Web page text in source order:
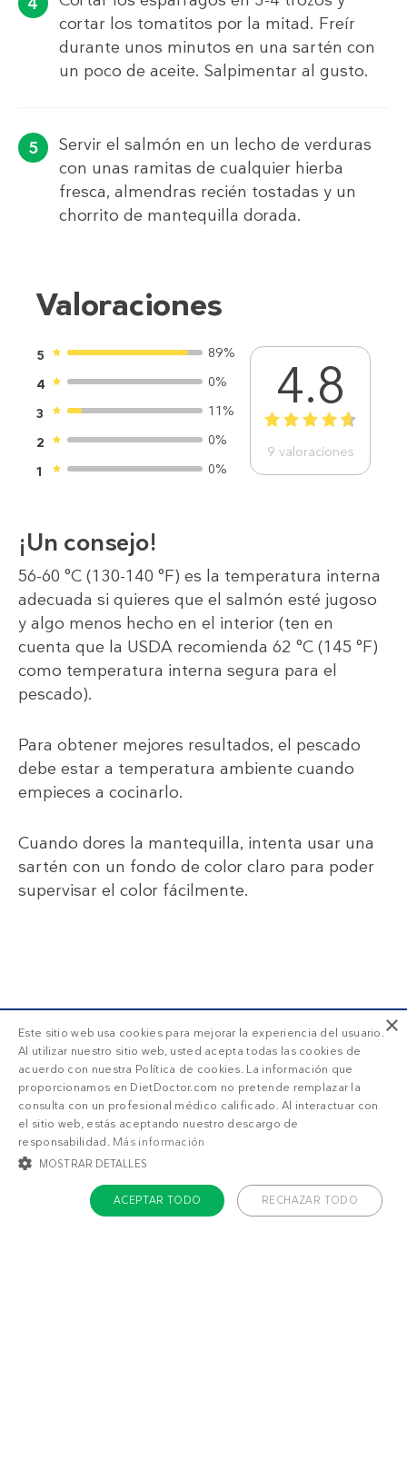
cortar los tomatitos por la mitad. Freír
durante unos minutos en una sartén con
un poco de aceite. Salpimentar al gusto.
Servir el salmón en un lecho de verduras
con unas ramitas de cualquier hierba
fresca, almendras recién tostadas y un
chorrito de mantequilla dorada.
Valoraciones
5
89%
4
0%
3
11%
2
0%
1
0%
4.8
1 2 3 4 5
9 valoraciones
¡Un consejo!
56-60 °C (130-140 °F) es la temperatura interna
adecuada si quieres que el salmón esté jugoso
y algo menos hecho en el interior (ten en
cuenta que la USDA recomienda 62 °C (145 °F)
como temperatura interna segura para el
pescado).
Para obtener mejores resultados, el pescado
debe estar a temperatura ambiente cuando
empieces a cocinarlo.
Cuando dores la mantequilla, intenta usar una
sartén con un fondo de color claro para poder
supervisar el color fácilmente.
SUSCRIPCIÓN DD+
Accede amenús personalizados.
¡Haz una prueba GRATIS!
¿Qué estás buscando?
Adelgazar Sentirme bien
×
Este sitio web usa cookies para mejorar la experiencia del usuario.
Al utilizar nuestro sitio web, usted acepta todas las cookies de
acuerdo con nuestra Política de cookies. La información que
proporcionamos en DietDoctor.com no pretende remplazar la
consulta con un profesional médico calificado. Al interactuar con
el sitio web, estás aceptando nuestro descargo de
responsabilidad. Más información
MOSTRAR DETALLES
ACEPTAR TODO RECHAZAR TODO